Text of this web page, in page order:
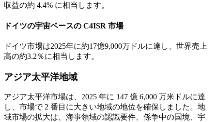
収益の約 4.4% に相当します。
ドイツの宇宙ベースの C4ISR 市場
ドイツ市場は2025年に約17億9,000万ドルに達し、世界売上
高の約3.2％に相当します。
アジア太平洋地域
アジア太平洋市場は、2025 年に 147 億 6,000 万米ドルに達
し、市場で 2 番目に大きい地域の地位を確保しました。地
域市場の拡大は、海事領域の認識要件、係争中の国境、宇